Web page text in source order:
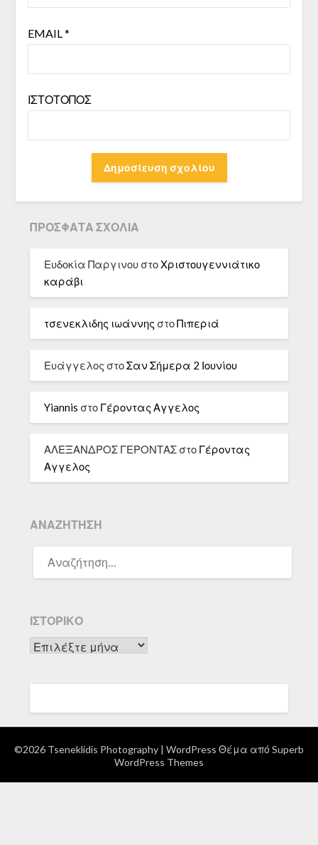
EMAIL*
ΙΣΤΌΤΟΠΟΣ
ΠΡΌΣΦΑΤΑ ΣΧΌΛΙΑ
Ευδοκία Παργινου στοΧριστουγεννιάτικο
καράβι
τσενεκλιδης ιωάννης στοΠιπεριά
Ευάγγελος στοΣαν Σήμερα 2 Ιουνίου
Yiannis στο Γέροντας Αγγελος
ΑΛΕΞΑΝΔΡΟΣ ΓΕΡΟΝΤΑΣ στο Γέροντας
Αγγελος
ΑΝΑΖΉΤΗΣΗ
ΓΙΑ:
ΙΣΤΟΡΙΚΌ
Ιστορικό
©2026 Tseneklidis Photography | WordPress Θέμα από Superb
WordPress Themes